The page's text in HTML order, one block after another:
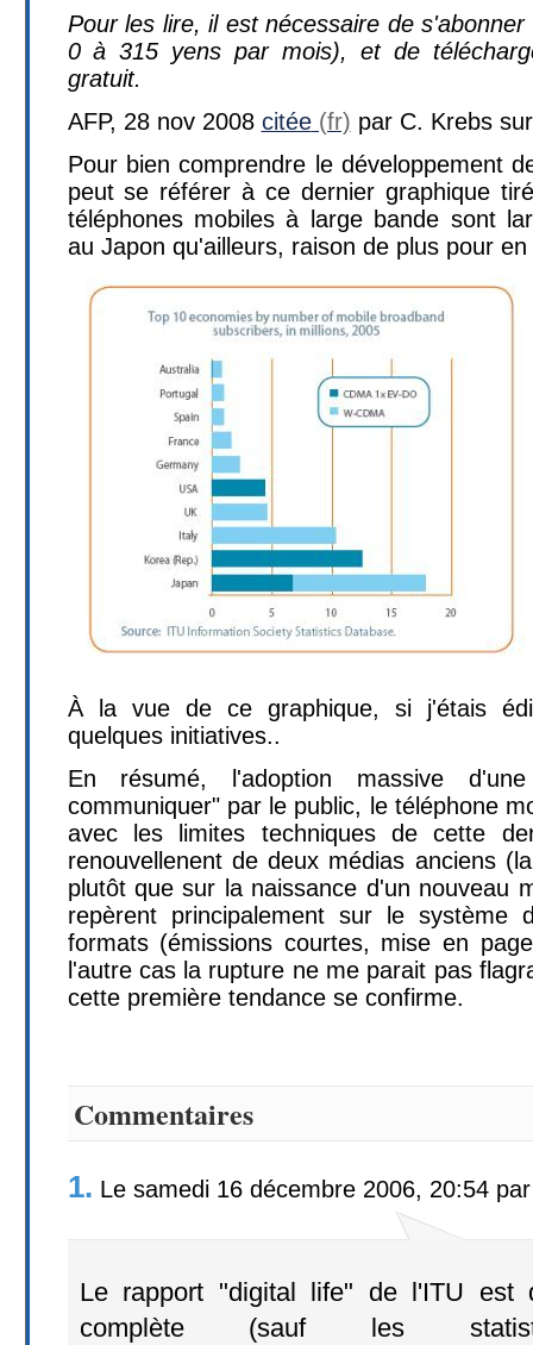
Pour les lire, il est nécessaire de
0 à 315 yens par mois), et de
gratuit.
AFP, 28 nov 2008 citée
par C. Krebs
Pour bien comprendre le développement
peut se référer à ce dernier graphique
téléphones mobiles à large bande sont
au Japon qu'ailleurs, raison de plus pour
À la vue de ce graphique, si j'étais
quelques initiatives..
En résumé, l'adoption massive
communiquer" par le public, le téléphone
avec les limites techniques de cette
renouvellenent de deux médias anciens
plutôt que sur la naissance d'un nouveau
repèrent principalement sur le système
formats (émissions courtes, mise en
l'autre cas la rupture ne me parait pas
cette première tendance se confirme.
Commentaires
1. Le samedi 16 décembre 2006, 20:54
Le rapport "digital life" de l'ITU est
complète (sauf les